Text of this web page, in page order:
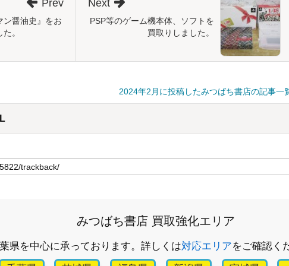
PSP等のゲーム機本体、ソフトを
買取りしました。
Next
ン醤油史』をお
。
Prev
2024年2月に投稿したみつばち書店の記事一
みつばち書店 買取強化エリア
県を中心に承っております。詳しくは対応エリアをご確認く